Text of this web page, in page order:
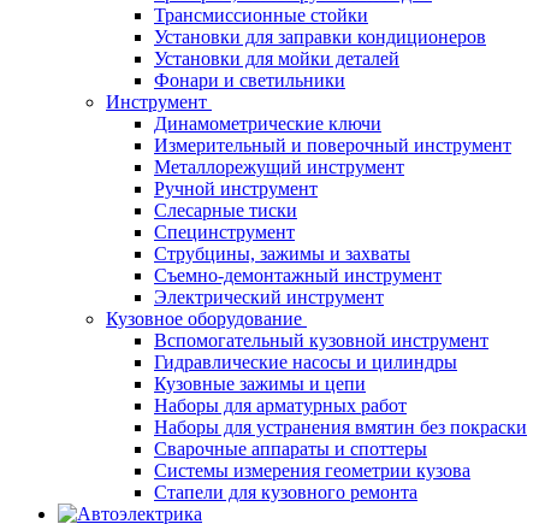
Трансмиссионные стойки
Установки для заправки кондиционеров
Установки для мойки деталей
Фонари и светильники
Инструмент
Динамометрические ключи
Измерительный и поверочный инструмент
Металлорежущий инструмент
Ручной инструмент
Слесарные тиски
Специнструмент
Струбцины, зажимы и захваты
Съемно-демонтажный инструмент
Электрический инструмент
Кузовное оборудование
Вспомогательный кузовной инструмент
Гидравлические насосы и цилиндры
Кузовные зажимы и цепи
Наборы для арматурных работ
Наборы для устранения вмятин без покраски
Сварочные аппараты и споттеры
Системы измерения геометрии кузова
Стапели для кузовного ремонта